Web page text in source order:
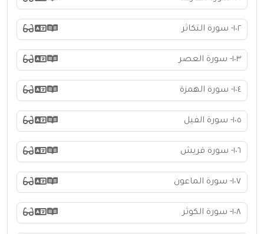
١٠٢- سورة التكاثر
١٠٣- سورة العصر
١٠٤- سورة الهمزة
١٠٥- سورة الفيل
١٠٦- سورة قريش
١٠٧- سورة الماعون
١٠٨- سورة الكوثر